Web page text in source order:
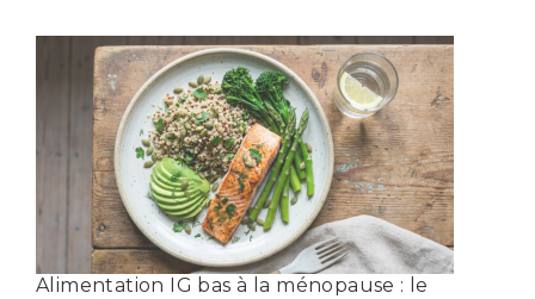
Alimentation IG bas à la ménopause : le